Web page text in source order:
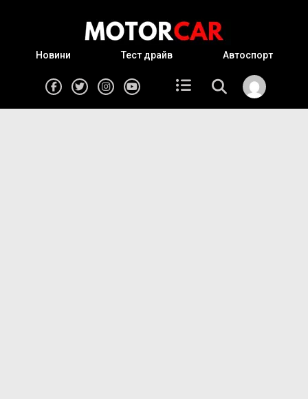
Новини Тест драйв Автоспорт